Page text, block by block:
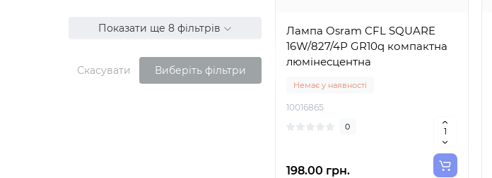
Показати ще 8 фільтрів
Скасувати Виберіть фільтри
Лампа Osram CFL SQUARE
16W/827/4Р GR10q компактна
люмінесцентна
Немає у наявності
10016865
0
198.00 грн.